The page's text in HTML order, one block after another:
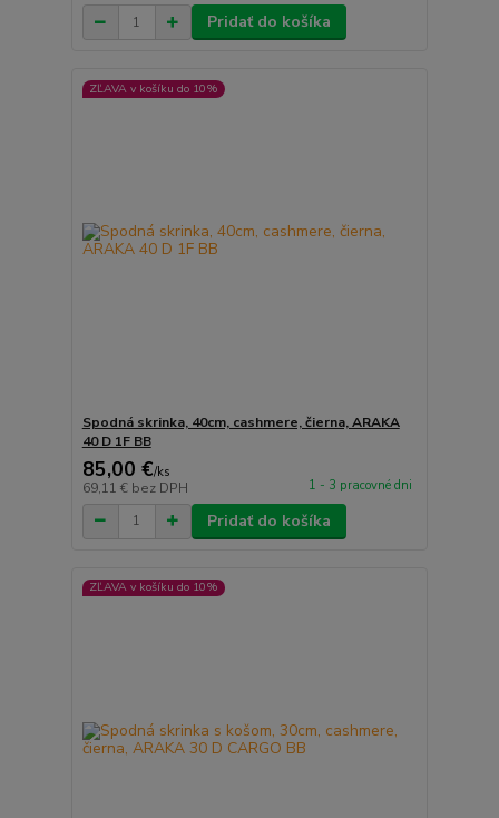
Pridať do košíka
ZĽAVA v košíku do 10%
Spodná skrinka, 40cm, cashmere, čierna, ARAKA
40 D 1F BB
85,00 €/ks
69,11 € bez DPH 1 - 3 pracovné dni
Pridať do košíka
ZĽAVA v košíku do 10%